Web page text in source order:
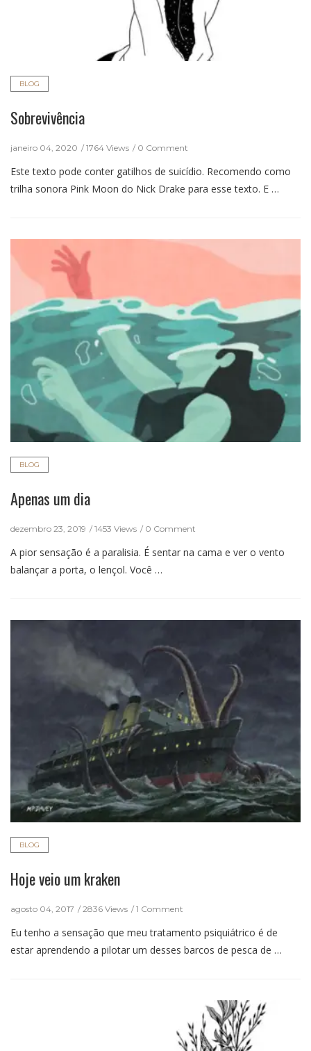
BLOG
Sobrevivência
janeiro 04, 2020 1764 Views 0 Comment
Este texto pode conter gatilhos de suicídio. Recomendo como
trilha sonora Pink Moon do Nick Drake para esse texto. E …
BLOG
Apenas um dia
dezembro 23, 2019 1453 Views 0 Comment
A pior sensação é a paralisia. É sentar na cama e ver o vento
balançar a porta, o lençol. Você …
BLOG
Hoje veio um kraken
agosto 04, 2017 2836 Views 1 Comment
Eu tenho a sensação que meu tratamento psiquiátrico é de
estar aprendendo a pilotar um desses barcos de pesca de …